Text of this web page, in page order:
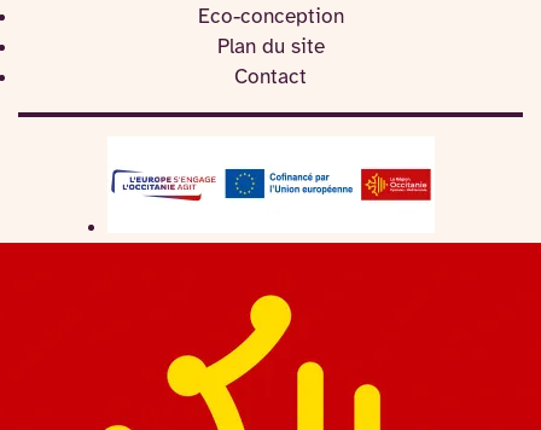
Eco-conception
Plan du site
Contact